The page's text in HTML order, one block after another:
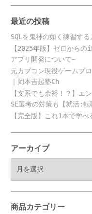
最近の投稿
SQLを鬼神の如く練習する
【2025年版】ゼロから
アプリ開発について~
元カプコン現役ゲームプ
｜岡本吉起塾Ch
【文系でも余裕！？】エ
SE選考の対策も【就活:転
【完全版】これ1本で学
アーカイブ
ブ
商品カテゴリー